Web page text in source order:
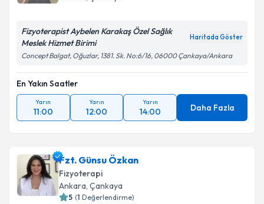
Kişisel verilerimin işlenmesine ilişkinAydınlatma
Metni
kapsamda işlenmesini kabul ediyorum.
Fizyoterapist Aybelen Karakaş Özel Sağlık
Meslek Hizmet Birimi
Haritada Göster
Concept Balgat, Oğuzlar, 1381. Sk. No:6/16, 06000 Çankaya/Ankara
En Yakın Saatler
Yarın
11:00
Yarın
12:00
Yarın
14:00 Daha Fazla
Fzt. Günsu Özkan
Fizyoterapi
Ankara, Çankaya
5 (1 Değerlendirme)